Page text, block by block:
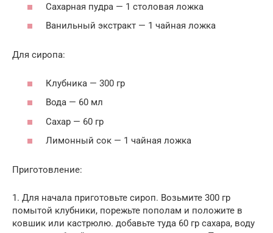
Сахарная пудра — 1 столовая ложка
Ванильный экстракт — 1 чайная ложка
Для сиропа:
Клубника — 300 гр
Вода — 60 мл
Сахар — 60 гр
Лимонный сок — 1 чайная ложка
Приготовление:
1. Для начала приготовьте сироп. Возьмите 300 гр
помытой клубники, порежьте пополам и положите в
ковшик или кастрюлю. добавьте туда 60 гр сахара, воду